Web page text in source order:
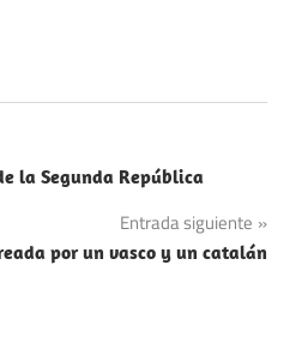
la Segunda República
Entrada siguiente
por un vasco y un catalán